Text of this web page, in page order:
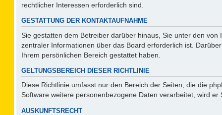
rechtlicher Interessen erforderlich sind.
GESTATTUNG DER KONTAKTAUFNAHME
Sie gestatten dem Betreiber darüber hinaus, Sie unter den
zentraler Informationen über das Board erforderlich ist.
Ihrem persönlichen Bereich gestattet haben.
GELTUNGSBEREICH DIESER RICHTLINIE
Diese Richtlinie umfasst nur den Bereich der Seiten, die die
Software weitere personenbezogene Daten verarbeitet, wird
AUSKUNFTSRECHT